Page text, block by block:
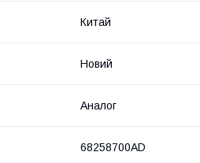
Китай
Новий
Аналог
68258700AD